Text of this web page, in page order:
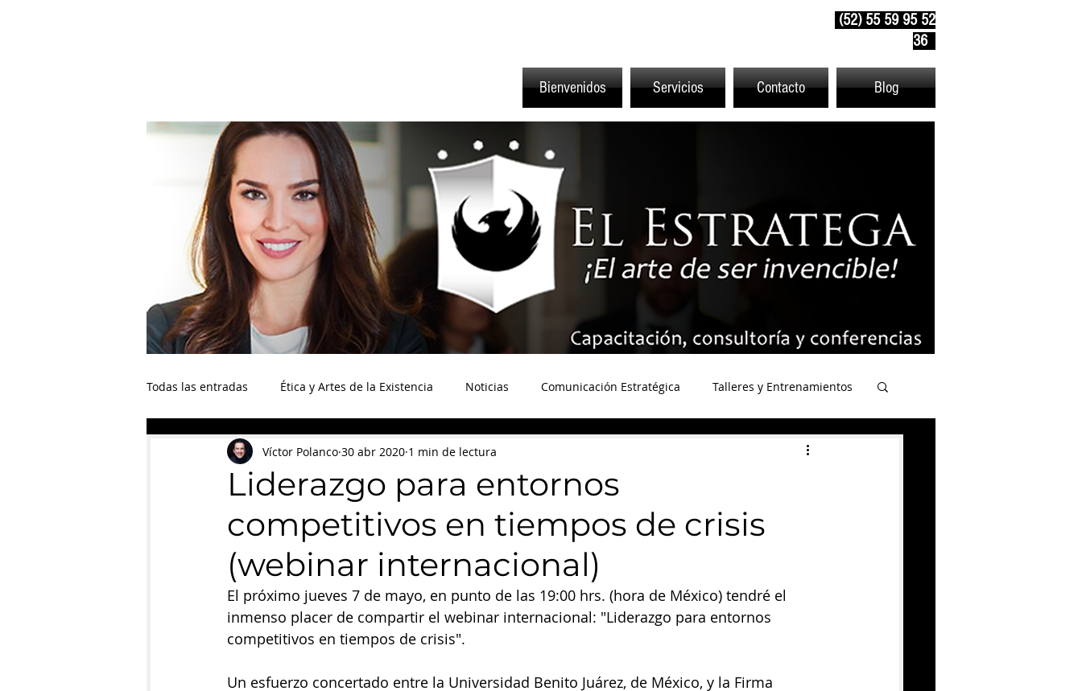
(52) 55 59 95 52
36
Bienvenidos Servicios Contacto Blog
Todas las entradas Ética y Artes de la Existencia Noticias Comunicación Estratégica Talleres y Entrenamientos
La Medicina del alma Pensamientos de Poder Presencia en Medios
Liderazgo para entornos
competitivos en tiempos de crisis
(webinar internacional)
Víctor Polanco 30 abr 2020 1 min de lectura
El próximo jueves 7 de mayo, en punto de las 19:00 hrs. (hora de México) tendré el
inmenso placer de compartir el webinar internacional: "Liderazgo para entornos
competitivos en tiempos de crisis".
Un esfuerzo concertado entre la Universidad Benito Juárez, de México, y la Firma